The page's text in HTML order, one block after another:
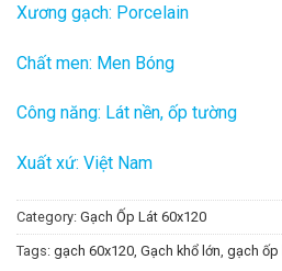
Xương gạch: Porcelain
Chất men: Men Bóng
Công năng: Lát nền, ốp tường
Xuất xứ: Việt Nam
Category: Gạch Ốp Lát 60x120
Tags: gạch 60x120, Gạch khổ lớn, gạch ốp